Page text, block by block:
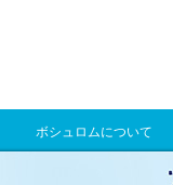
ボシュロムについて